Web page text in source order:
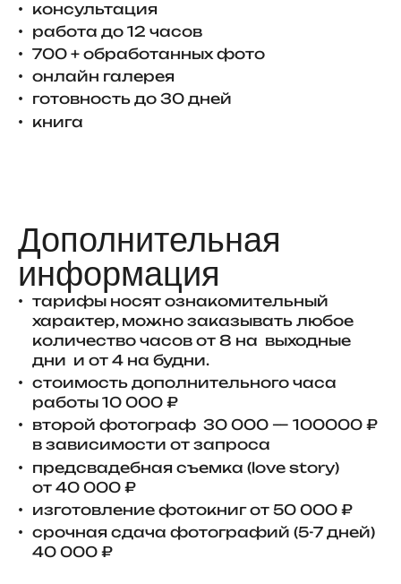
консультация
работа до 12 часов
700 + обработанных фото
онлайн галерея
готовность до 30 дней
книга
Дополнительная
информация
тарифы носят ознакомительный
характер, можно заказывать любое
количество часов от 8 на выходные
дни и от 4 на будни.
стоимость дополнительного часа
работы 10 000 ₽
второй фотограф 30 000 — 100000 ₽
в зависимости от запроса
предсвадебная съемка (love story)
от 40 000 ₽
изготовление фотокниг от 50 000 ₽
срочная сдача фотографий (5-7 дней)
40 000 ₽